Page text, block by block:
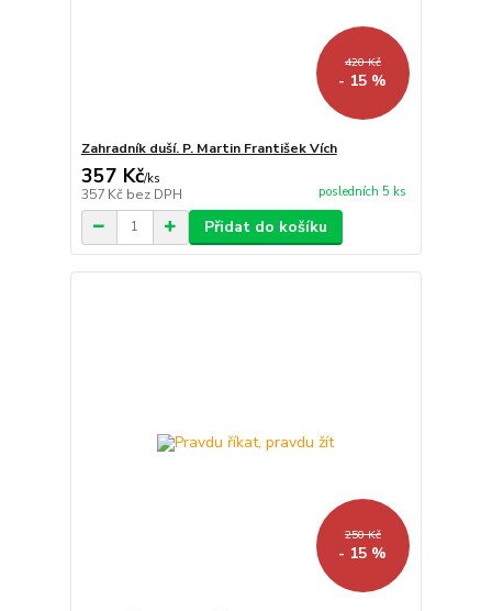
420 Kč
- 15 %
Zahradník duší. P. Martin František Vích
357 Kč/ks
357 Kč bez DPH posledních 5 ks
Přidat do košíku
250 Kč
- 15 %